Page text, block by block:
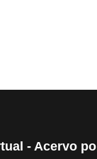
- Acervo